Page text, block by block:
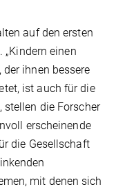
auf den ersten
einen
ihnen bessere
ist auch für die
stellen die Forscher
erscheinende
die Gesellschaft
mit denen sich